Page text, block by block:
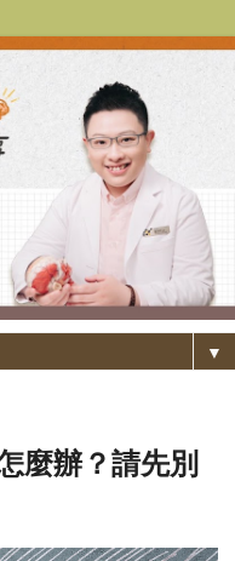
▼
麼辦？請先別